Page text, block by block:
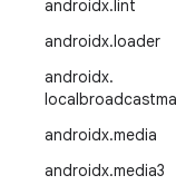
androidx.lint
androidx.loader
androidx.
androidx.media
androidx.media3